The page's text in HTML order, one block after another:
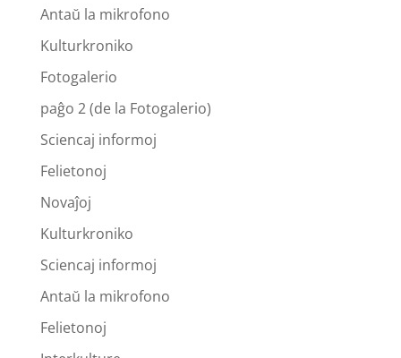
Antaŭ la mikrofono
Kulturkroniko
Fotogalerio
paĝo 2 (de la Fotogalerio)
Sciencaj informoj
Felietonoj
Novaĵoj
Kulturkroniko
Sciencaj informoj
Antaŭ la mikrofono
Felietonoj